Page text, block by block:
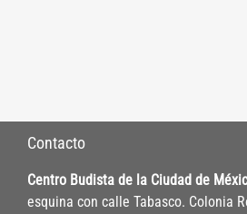
Contacto
Centro Budista de la Ciudad de
esquina con calle Tabasco. Colonia